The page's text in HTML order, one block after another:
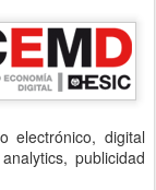
electrónico, digital
publicidad